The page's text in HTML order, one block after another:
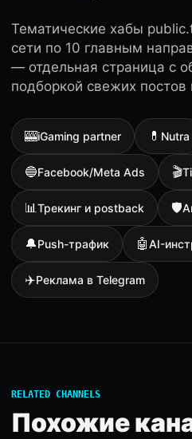
Тематические хабы
сети по 10 главным
— отдельная страница с
подборкой свежих постов
🎰iGaming partner 💊 Nutra
🔵Facebook/Meta Ads 🎬
📊Трекинг и postback 🛡
🔔Push-трафик 🤖AI-
✈️Реклама в Telegram
RELATED CHANNELS
Похожие